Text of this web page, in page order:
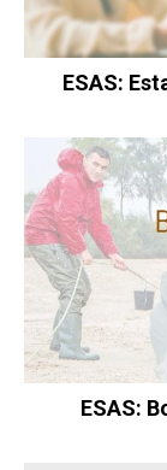
ESAS:
ESAS: